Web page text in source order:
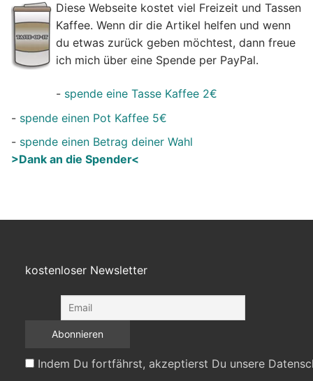
Diese Webseite kostet viel Freizeit und Tassen
Kaffee. Wenn dir die Artikel helfen und wenn
du etwas zurück geben möchtest, dann freue
ich mich über eine Spende per PayPal.
- spende eine Tasse Kaffee 2€
- spende einen Pot Kaffee 5€
- spende einen Betrag deiner Wahl
>Dank an die Spender<
kostenloser Newsletter
Indem Du fortfährst, akzeptierst Du unsere